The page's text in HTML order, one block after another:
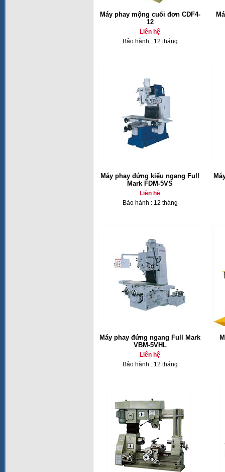
Máy phay mộng cuối đơn CDF4-
12
Liên hệ
Bảo hành : 12 tháng
Máy phay đứng kiểu ngang Full
Mark FDM-5VS
Liên hệ
Bảo hành : 12 tháng
Máy phay đứng ngang Full Mark
VBM-5VHL
Liên hệ
Bảo hành : 12 tháng